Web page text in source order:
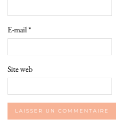
E-mail*
Site web